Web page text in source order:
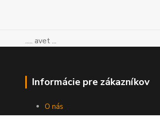
..... avet ...
Informácie pre zákazníkov
O nás
Ako nakupovať